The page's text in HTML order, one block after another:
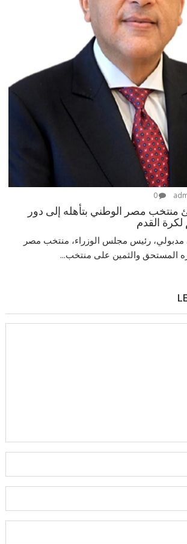
0
منتخب مصر الوطني بتأهله إلى دور
مدبولي، رئيس مجلس الوزراء، منتخب مصر
المستحق والثمين على منتخب...